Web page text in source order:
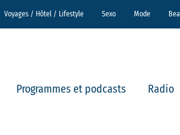
Voyages / Hôtel / Lifestyle Sexo Mode
Programmes et podcasts Radio